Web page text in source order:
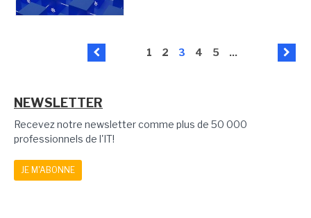
1 2 3 4 5 ...
NEWSLETTER
Recevez notre newsletter comme plus de 50 000
professionnels de l'IT!
JE M'ABONNE